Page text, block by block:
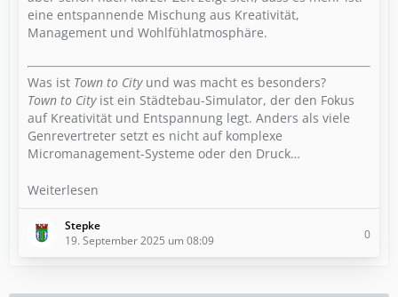
eine entspannende Mischung aus Kreativität,
Management und Wohlfühlatmosphäre.
Was ist Town to Cityund was macht es besonders?
Town to Cityist ein Städtebau-Simulator, der den Fokus
auf Kreativität und Entspannung legt. Anders als viele
Genrevertreter setzt es nicht auf komplexe
Micromanagement-Systeme oder den Druck…
Weiterlesen
Stepke
19. September 2025 um 08:09
0